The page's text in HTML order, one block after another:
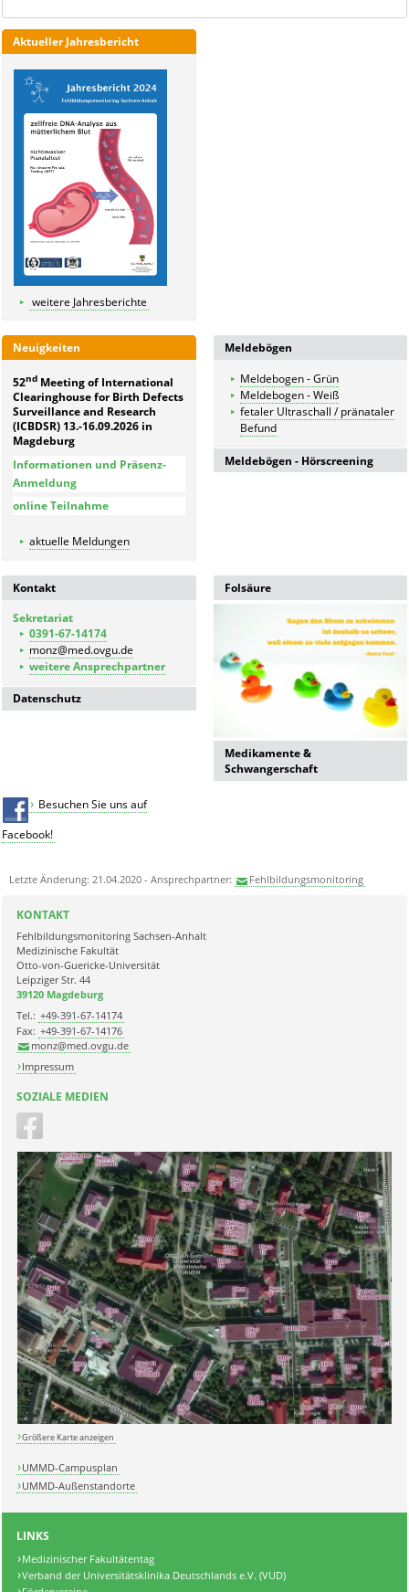
Aktueller Jahresbericht
weitere Jahresberichte
Meldebögen
Meldebogen - Grün
Meldebogen - Weiß
fetaler Ultraschall / pränataler
Befund
Meldebögen - Hörscreening
auffälligen Kindern
Meldebogen für nicht in der
Kontakt
Sekretariat
0391-67-14174
monz@med.ovgu.de
weitere Ansprechpartner
Datenschutz
Folsäure
Medikamente &
Schwangerschaft
Besuchen Sie uns auf
Facebook!
Neuigkeiten
52nd Meeting of International
Clearinghouse for Birth Defects
Surveillance and Research
(ICBDSR) 13.-16.09.2026 in
Magdeburg
Informationen und Präsenz-
Anmeldung
online Teilnahme
aktuelle Meldungen
Letzte Änderung: 21.04.2020 - Ansprechpartner: Fehlbildungsmonitoring
SOZIALE MEDIEN
KONTAKT
Fehlbildungsmonitoring Sachsen-Anhalt
Medizinische Fakultät
Otto-von-Guericke-Universität
Leipziger Str. 44
39120 Magdeburg
Tel.: +49-391-67-14174
Fax: +49-391-67-14176
monz@med.ovgu.de
Impressum
Größere Karte anzeigen
UMMD-Campusplan
UMMD-Außenstandorte
LINKS
Medizinischer Fakultätentag
Verband der Universitätsklinika Deutschlands e.V. (VUD)